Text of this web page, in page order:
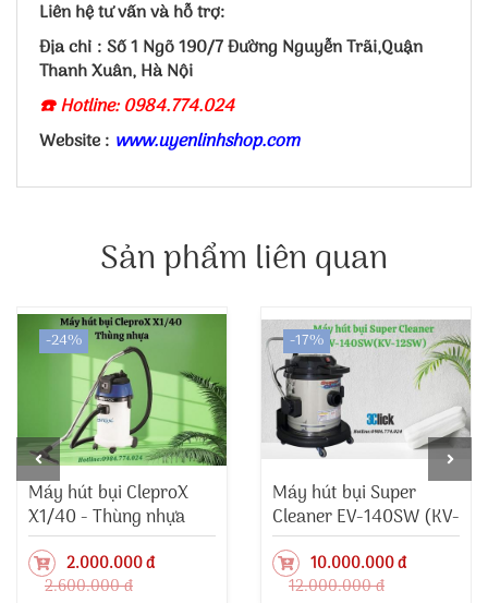
Liên hệ tư vấn và hỗ trợ:
Địa chỉ : Số 1 Ngõ 190/7 Đường Nguyễn Trãi,Quận
Thanh Xuân, Hà Nội
☎️ Hotline: 0984.774.024
Website : www.uyenlinhshop.com
Sản phẩm liên quan
-24%
Máy hút bụi CleproX
X1/40 - Thùng nhựa
2.000.000 đ
2.600.000 đ
-17%
Máy hút bụi Super
Cleaner EV-140SW (KV-
12SW)
10.000.000 đ
12.000.000 đ